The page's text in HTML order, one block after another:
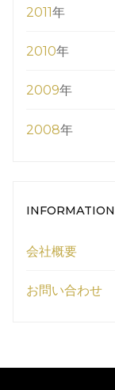
2011年
2010年
2009年
2008年
INFORMATION
会社概要
お問い合わせ